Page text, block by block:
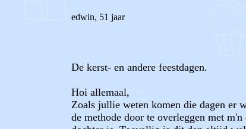
edwin, 51 jaar
De kerst- en andere feestdagen.
Hoi allemaal,
Zoals jullie weten komen die dagen er
de methode door te overleggen met